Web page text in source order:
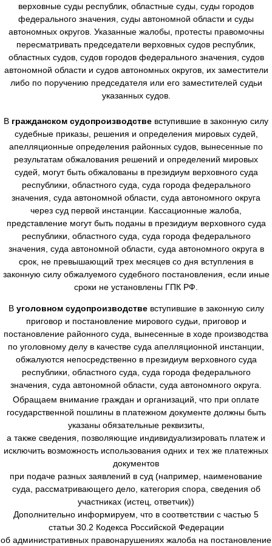
верховные суды республик, областные суды, суды городов
федерального значения, суды автономной области и суды
автономных округов. Указанные жалобы, протесты правомочны
пересматривать председатели верховных судов республик,
областных судов, судов городов федерального значения, судов
автономной области и судов автономных округов, их заместители
либо по поручению председателя или его заместителей судьи
указанных судов.
В гражданском судопроизводстве вступившие в законную силу
судебные приказы, решения и определения мировых судей,
апелляционные определения районных судов, вынесенные по
результатам обжалования решений и определений мировых
судей, могут быть обжалованы в президиум верховного суда
республики, областного суда, суда города федерального
значения, суда автономной области, суда автономного округа
через суд первой инстанции. Кассационные жалоба,
представление могут быть поданы в президиум верховного суда
республики, областного суда, суда города федерального
значения, суда автономной области, суда автономного округа в
срок, не превышающий трех месяцев со дня вступления в
законную силу обжалуемого судебного постановления, если иные
сроки не установлены ГПК РФ.
В уголовном судопроизводствевступившие в законную силу
приговор и постановление мирового судьи, приговор и
постановление районного суда, вынесенные в ходе производства
по уголовному делу в качестве суда апелляционной инстанции,
обжалуются непосредственно в президиум верховного суда
республики, областного суда, суда города федерального
значения, суда автономной области, суда автономного округа.
Обращаем внимание граждан и организаций, что при оплате
государственной пошлины в платежном документе должны быть
указаны обязательные реквизиты,
а также сведения, позволяющие индивидуализировать платеж и
исключить возможность использования одних и тех же платежных
документов
при подаче разных заявлений в суд (например, наименование
суда, рассматривающего дело, категория спора, сведения об
участниках (истец, ответчик))
Дополнительно информируем, что в соответствии с частью 5
статьи 30.2 Кодекса Российской Федерации
об административных правонарушениях жалоба на постановление